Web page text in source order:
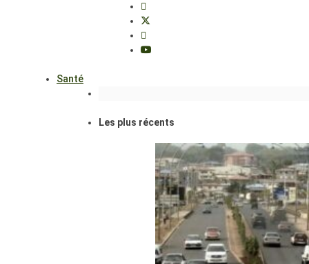
Santé
Les plus récents